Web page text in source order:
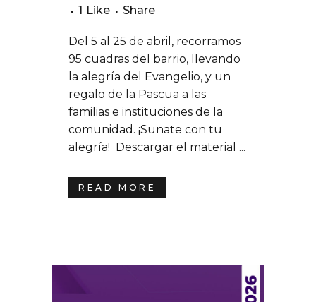
1 Like Share
Del 5 al 25 de abril, recorramos
95 cuadras del barrio, llevando
la alegría del Evangelio, y un
regalo de la Pascua a las
familias e instituciones de la
comunidad. ¡Sunate con tu
alegría! Descargar el material ...
READ MORE